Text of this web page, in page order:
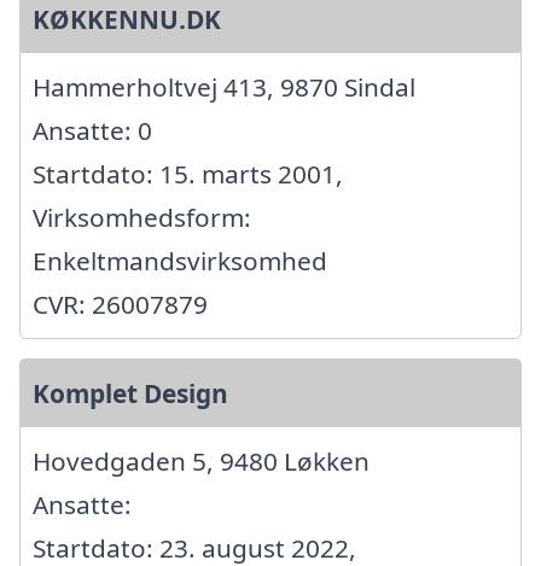
KØKKENNU.DK
Hammerholtvej 413, 9870 Sindal
Ansatte: 0
Startdato: 15. marts 2001,
Virksomhedsform:
Enkeltmandsvirksomhed
CVR: 26007879
Komplet Design
Hovedgaden 5, 9480 Løkken
Ansatte:
Startdato: 23. august 2022,